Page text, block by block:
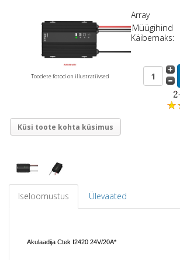
Toodete fotod on illustratiivsed
Array
Müügihind
Käibemaks:
Küsi toote kohta küsimus
Iseloomustus Ülevaated
Akulaadija Ctek I2420 24V/20A*